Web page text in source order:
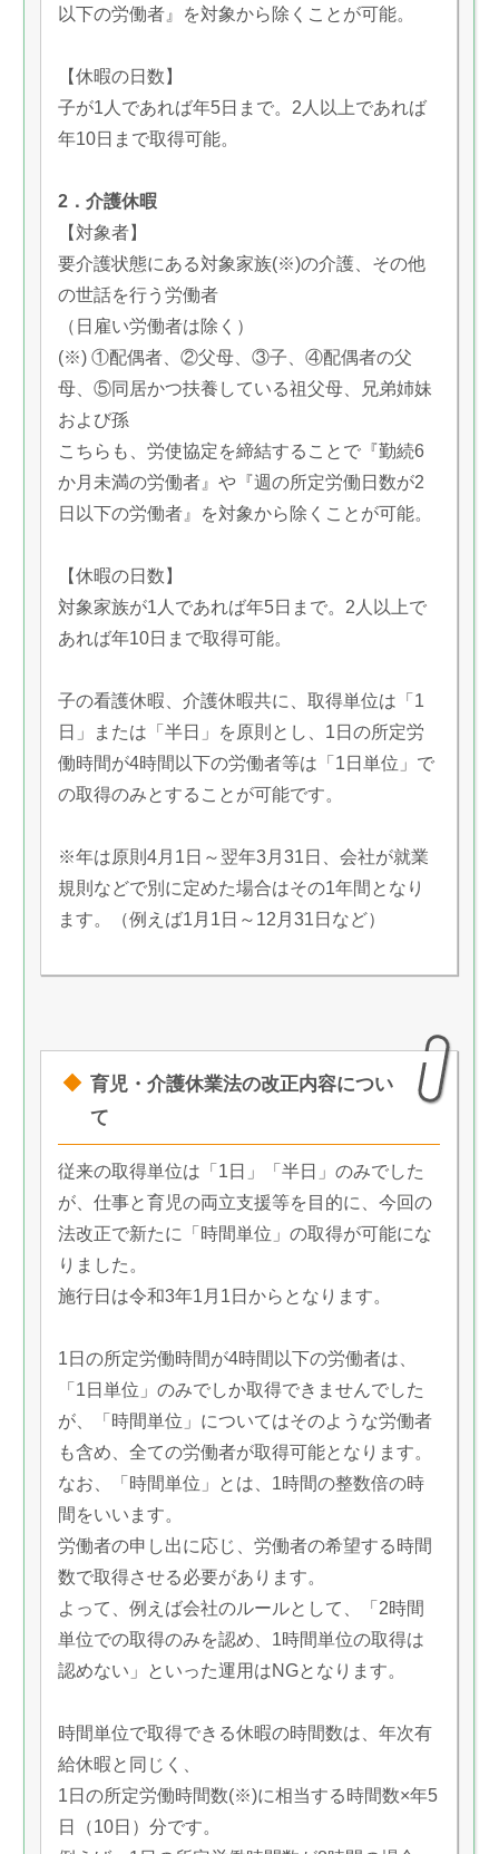
以下の労働者』を対象から除くことが可能。
【休暇の日数】
子が1人であれば年5日まで。2人以上であれば
年10日まで取得可能。
2．介護休暇
【対象者】
要介護状態にある対象家族(※)の介護、その他
の世話を行う労働者
（日雇い労働者は除く）
(※) ①配偶者、②父母、③子、④配偶者の父
母、⑤同居かつ扶養している祖父母、兄弟姉妹
および孫
こちらも、労使協定を締結することで『勤続6
か月未満の労働者』や『週の所定労働日数が2
日以下の労働者』を対象から除くことが可能。
【休暇の日数】
対象家族が1人であれば年5日まで。2人以上で
あれば年10日まで取得可能。
子の看護休暇、介護休暇共に、取得単位は「1
日」または「半日」を原則とし、1日の所定労
働時間が4時間以下の労働者等は「1日単位」で
の取得のみとすることが可能です。
※年は原則4月1日～翌年3月31日、会社が就業
規則などで別に定めた場合はその1年間となり
ます。（例えば1月1日～12月31日など）
育児・介護休業法の改正内容につい
て
従来の取得単位は「1日」「半日」のみでした
が、仕事と育児の両立支援等を目的に、今回の
法改正で新たに「時間単位」の取得が可能にな
りました。
施行日は令和3年1月1日からとなります。
1日の所定労働時間が4時間以下の労働者は、
「1日単位」のみでしか取得できませんでした
が、「時間単位」についてはそのような労働者
も含め、全ての労働者が取得可能となります。
なお、「時間単位」とは、1時間の整数倍の時
間をいいます。
労働者の申し出に応じ、労働者の希望する時間
数で取得させる必要があります。
よって、例えば会社のルールとして、「2時間
単位での取得のみを認め、1時間単位の取得は
認めない」といった運用はNGとなります。
時間単位で取得できる休暇の時間数は、年次有
給休暇と同じく、
1日の所定労働時間数(※)に相当する時間数×年5
日（10日）分です。